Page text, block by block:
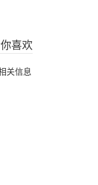
喜欢
关信息